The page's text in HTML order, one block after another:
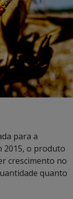
para a
2015, o produto
crescimento no
quanto